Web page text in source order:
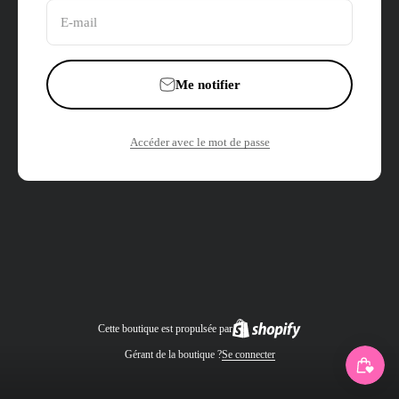
E-mail
Me notifier
Accéder avec le mot de passe
Cette boutique est propulsée par
Gérant de la boutique ?Se connecter